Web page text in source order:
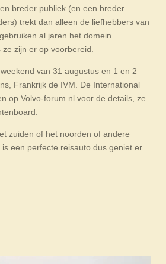
breder publiek (en een breder
trekt dan alleen de liefhebbers van
al jaren het domein
zijn er op voorbereid.
van 31 augustus en 1 en 2
Frankrijk de IVM. De International
op Volvo-forum.nl voor de details, ze
zuiden of het noorden of andere
een perfecte reisauto dus geniet er